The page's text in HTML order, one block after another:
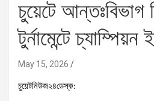
চুয়েটে আন্তঃবিভাগ
টুর্নামেন্টে
May 15, 2026
চুয়েটনিউজ২৪ডেস্ক: